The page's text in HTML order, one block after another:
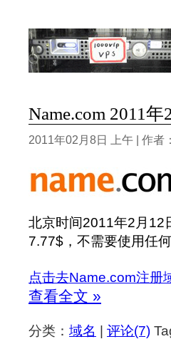
Name.com 2011
2011年02月8日 上午 | 作者
北京时间2011年2月12
7.77$，不需要使用任何
点击去Name.com注册
查看全文 »
分类： 域名 评论(7)